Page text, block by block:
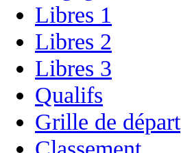
Libres 1
Libres 2
Libres 3
Qualifs
Grille de départ